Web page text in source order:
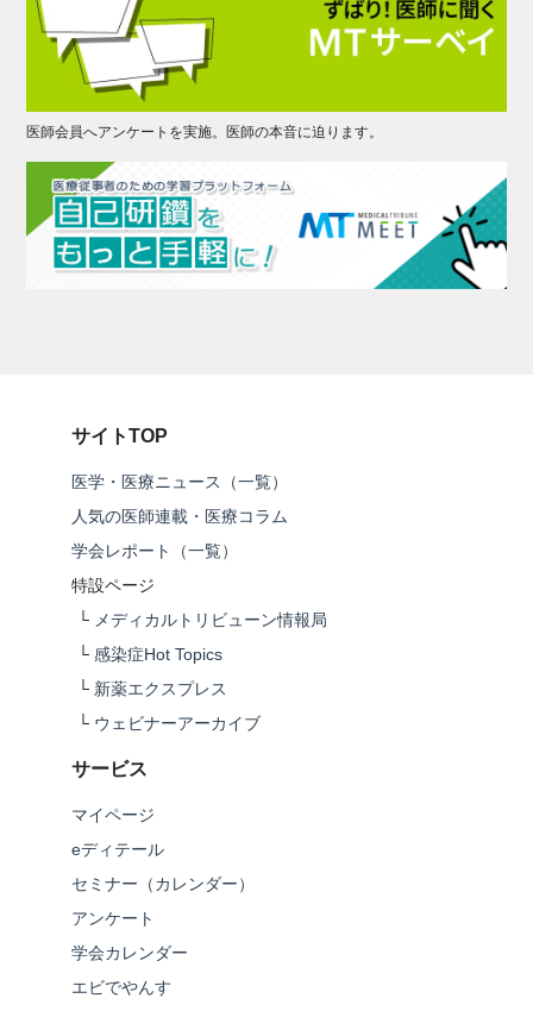
医師会員へアンケートを実施。医師の本音に迫ります。
サイトTOP
医学・医療ニュース（一覧）
人気の医師連載・医療コラム
学会レポート（一覧）
特設ページ
└ メディカルトリビューン情報局
└ 感染症Hot Topics
└ 新薬エクスプレス
└ ウェビナーアーカイブ
サービス
マイページ
eディテール
セミナー（カレンダー）
アンケート
学会カレンダー
エビでやんす